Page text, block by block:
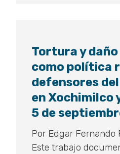
Tortura y
como política
defensores
en Xochimilco
5 de
Por Edgar Fernando
Este trabajo